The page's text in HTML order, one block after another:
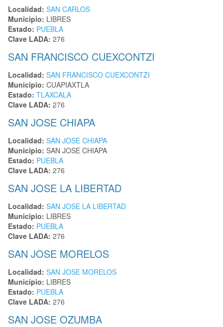
Localidad: SAN CARLOS
Municipio: LIBRES
Estado: PUEBLA
Clave LADA: 276
SAN FRANCISCO CUEXCONTZI
Localidad: SAN FRANCISCO CUEXCONTZI
Municipio: CUAPIAXTLA
Estado: TLAXCALA
Clave LADA: 276
SAN JOSE CHIAPA
Localidad: SAN JOSE CHIAPA
Municipio: SAN JOSE CHIAPA
Estado: PUEBLA
Clave LADA: 276
SAN JOSE LA LIBERTAD
Localidad: SAN JOSE LA LIBERTAD
Municipio: LIBRES
Estado: PUEBLA
Clave LADA: 276
SAN JOSE MORELOS
Localidad: SAN JOSE MORELOS
Municipio: LIBRES
Estado: PUEBLA
Clave LADA: 276
SAN JOSE OZUMBA